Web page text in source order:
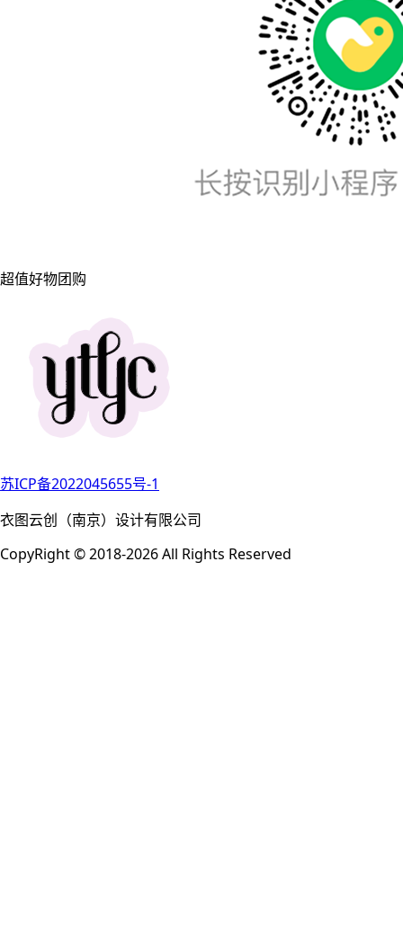
超值好物团购
苏ICP备2022045655号-1
衣图云创（南京）设计有限公司
CopyRight © 2018-2026 All Rights Reserved